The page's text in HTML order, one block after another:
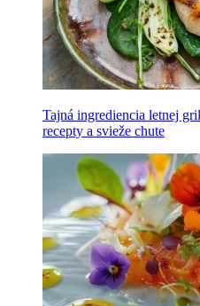
Tajná ingrediencia letnej
recepty a svieže chute